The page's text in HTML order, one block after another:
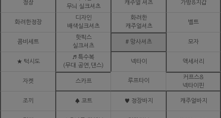
정장
무늬 실크셔츠
캐주얼 셔츠 가방&지갑
화려한정장
디자인
배색실크셔츠
화려한
캐주얼셔츠
벨트
콤비세트
핫픽스
실크셔츠
# 망사셔츠 모자
★ 턱시도
♬ 특수복
(무대.공연,댄스)
넥타이 액세서리
자켓 스카프 루프타이
커프스&
넥타이핀
조끼 ♠ 코트 ♥ 정장바지 캐주얼바지